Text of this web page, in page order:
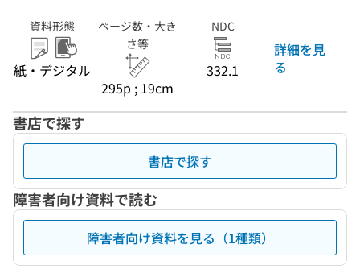
資料形態
紙・デジタル
ページ数・大き
さ等
295p ; 19cm
NDC
332.1
詳細を見
る
書店で探す
書店で探す
障害者向け資料で読む
障害者向け資料を見る（1種類）